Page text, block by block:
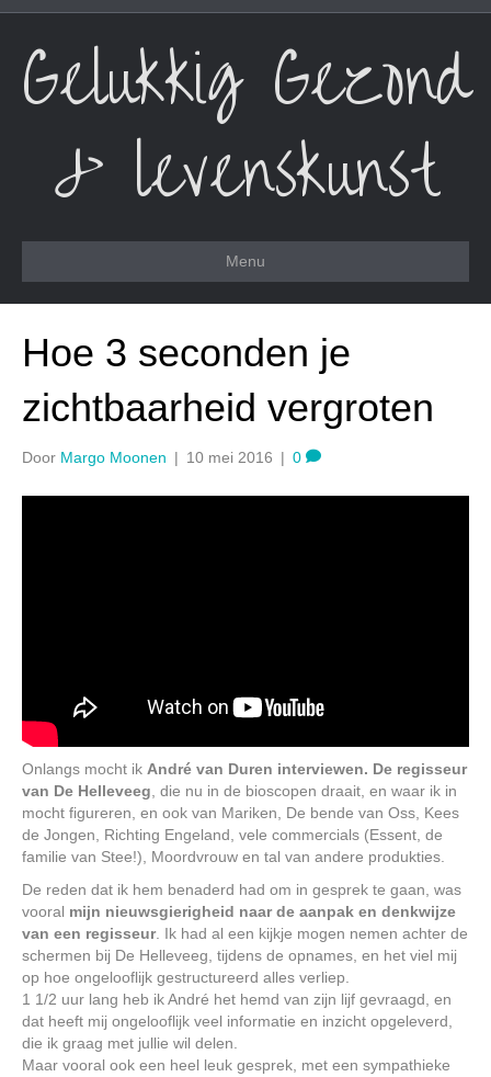
Gelukkig Gezond
& levenskunst
Menu
Hoe 3 seconden je
zichtbaarheid vergroten
Door Margo Moonen | 10 mei 2016 | 0
Onlangs mocht ik André van Duren interviewen. De regisseur
van De Helleveeg, die nu in de bioscopen draait, en waar ik in
mocht figureren, en ook van Mariken, De bende van Oss, Kees
de Jongen, Richting Engeland, vele commercials (Essent, de
familie van Stee!), Moordvrouw en tal van andere produkties.
De reden dat ik hem benaderd had om in gesprek te gaan, was
vooral mijn nieuwsgierigheid naar de aanpak en denkwijze
van een regisseur. Ik had al een kijkje mogen nemen achter de
schermen bij De Helleveeg, tijdens de opnames, en het viel mij
op hoe ongelooflijk gestructureerd alles verliep.
1 1/2 uur lang heb ik André het hemd van zijn lijf gevraagd, en
dat heeft mij ongelooflijk veel informatie en inzicht opgeleverd,
die ik graag met jullie wil delen.
Maar vooral ook een heel leuk gesprek, met een sympathieke